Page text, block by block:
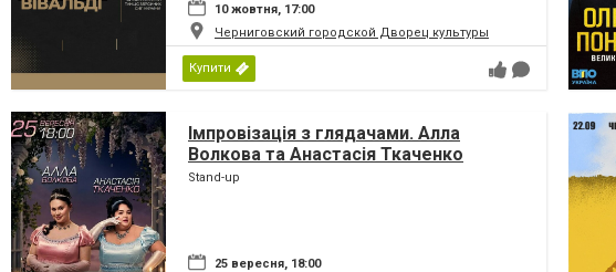
10 жовтня, 17:00
Черниговский городской Дворец культуры
Купити
Імпровізація з глядачами. Алла
Волкова та Анастасія Ткаченко
Stand-up
25 вересня, 18:00